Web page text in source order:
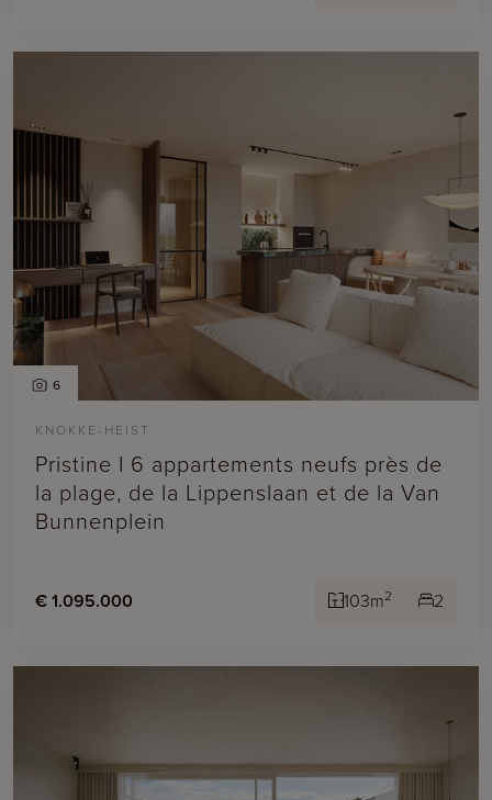
6
KNOKKE-HEIST
Pristine I 6 appartements neufs près de
la plage, de la Lippenslaan et de la Van
Bunnenplein
€ 1.095.000 103m2 2